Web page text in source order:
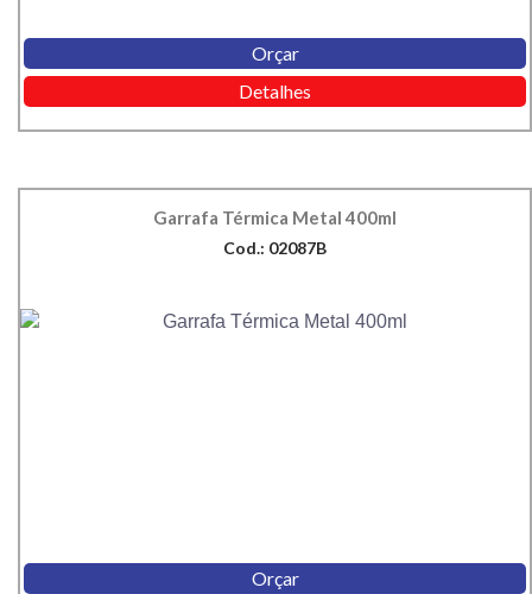
Orçar
Detalhes
Garrafa Térmica Metal 400ml
Cod.: 02087B
Orçar